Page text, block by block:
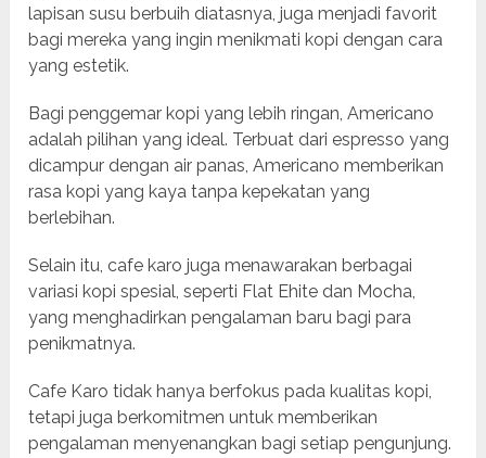
lapisan susu berbuih diatasnya, juga menjadi favorit
bagi mereka yang ingin menikmati kopi dengan cara
yang estetik.
Bagi penggemar kopi yang lebih ringan, Americano
adalah pilihan yang ideal. Terbuat dari espresso yang
dicampur dengan air panas, Americano memberikan
rasa kopi yang kaya tanpa kepekatan yang
berlebihan.
Selain itu, cafe karo juga menawarakan berbagai
variasi kopi spesial, seperti Flat Ehite dan Mocha,
yang menghadirkan pengalaman baru bagi para
penikmatnya.
Cafe Karo tidak hanya berfokus pada kualitas kopi,
tetapi juga berkomitmen untuk memberikan
pengalaman menyenangkan bagi setiap pengunjung.